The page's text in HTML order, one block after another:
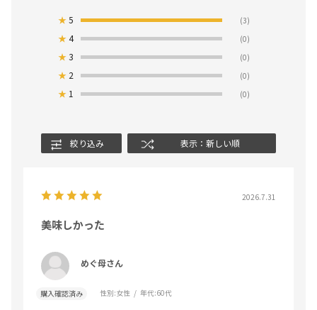
★5 (3)
★4 (0)
★3 (0)
★ 2 (0)
★ 1 (0)
絞り込み 表示：新しい順
2026.7.31
美味しかった
めぐ母さん
購入確認済み 性別:女性 年代:60代